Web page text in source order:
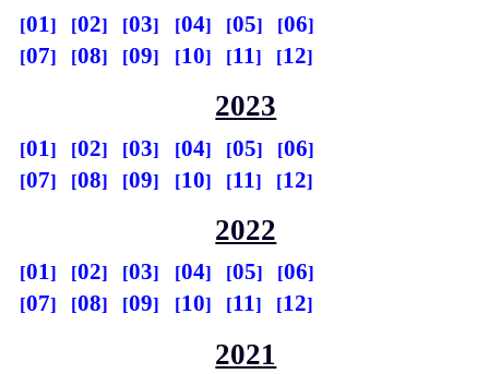
01 02 03 04 05
06
07
08 09 10 11 12
2023
01 02 03 04 05
06
07
08 09 10 11 12
2022
01 02 03 04 05
06
07
08 09 10 11 12
2021